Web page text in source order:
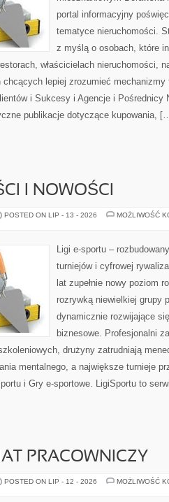
portal informacyjny
tematyce nieruchomości.
z myślą o osobach, które
właścicielach nieruchomości,
lepiej zrozumieć mechanizmy
i Sukcesy i Agencje i Pośrednicy
publikacje dotyczące kupowania,
I NOWOŚCI
POSTED ON LIP - 13 - 2026
MOŻLIWOŚĆ
Ligi e-sportu –
turniejów i cyfrowej
lat zupełnie nowy poziom
rozrywką niewielkiej grupy
dynamicznie rozwijające
biznesowe. Profesjonalni
drużyny zatrudniają
mentalnego, a największe turnieje
i Gry e-sportowe. LigiSportu to
PRACOWNICZY
POSTED ON LIP - 12 - 2026
MOŻLIWOŚĆ